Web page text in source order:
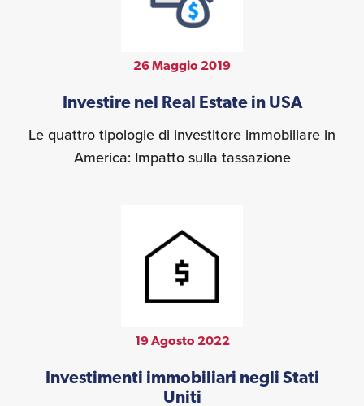
26 Maggio 2019
Investire nel Real Estate in USA
Le quattro tipologie di investitore immobiliare in
America: Impatto sulla tassazione
19 Agosto 2022
Investimenti immobiliari negli Stati
Uniti